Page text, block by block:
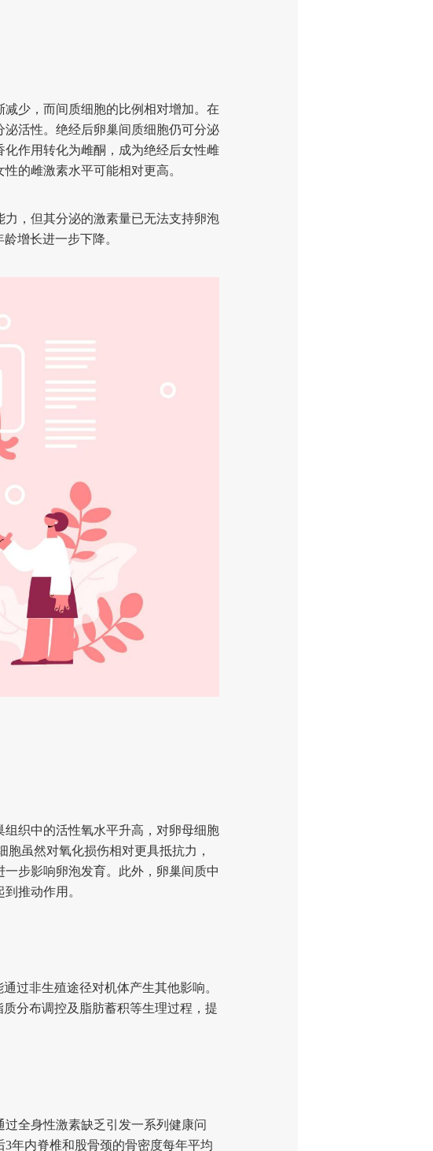
少，而间质细胞的比例相对增加。在
活性。绝经后卵巢间质细胞仍可分泌
作用转化为雌酮，成为绝经后女性雌
的雌激素水平可能相对更高。
，但其分泌的激素量已无法支持卵泡
增长进一步下降。
织中的活性氧水平升高，对卵母细胞
虽然对氧化损伤相对更具抵抗力，
步影响卵泡发育。此外，卵巢间质中
推动作用。
非生殖途径对机体产生其他影响。
分布调控及脂肪蓄积等生理过程，提
全身性激素缺乏引发一系列健康问
年内脊椎和股骨颈的骨密度每年平均